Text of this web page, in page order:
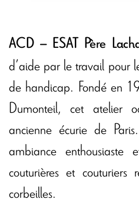
ACD – ESAT Père
d’aide par le travail pour
de handicap. Fondé en
Dumonteil, cet atelier
ancienne écurie de
ambiance enthousiaste
couturières et
corbeilles.